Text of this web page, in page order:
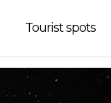
Tourist spots